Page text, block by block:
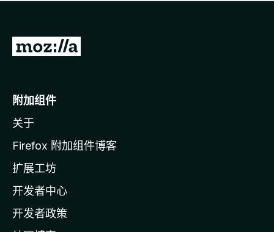
无
转
o
i
l
a
主
页
附加组件
关于
Firefox 附加组件博客
扩展工坊
开发者中心
开发者政策